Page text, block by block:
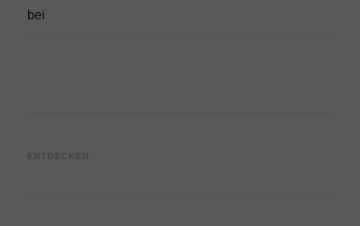
ENTDECKEN
Dopamin, Selbstmedikation